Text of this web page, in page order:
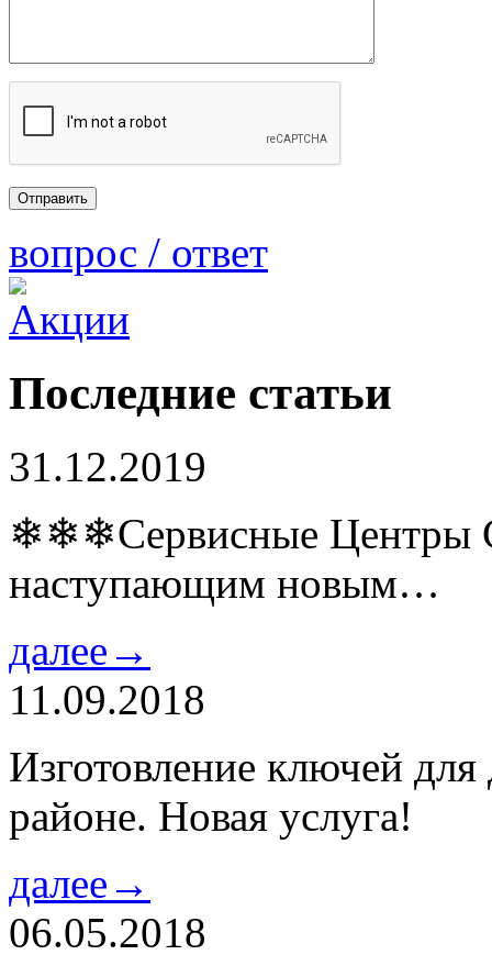
вопрос / ответ
Последние статьи
31.12.2019
❄❄❄Сервисные Центры
наступающим новым…
далее→
11.09.2018
Изготовление ключей
районе. Новая услуга!
далее→
06.05.2018